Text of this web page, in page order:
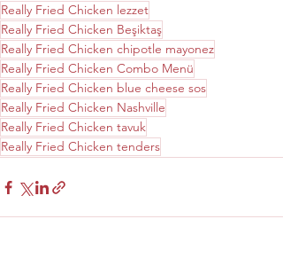
Really Fried Chicken lezzet
Really Fried Chicken Beşiktaş
Really Fried Chicken chipotle mayonez
Really Fried Chicken Combo Menü
Really Fried Chicken blue cheese sos
Really Fried Chicken Nashville
Really Fried Chicken tavuk
Really Fried Chicken tenders